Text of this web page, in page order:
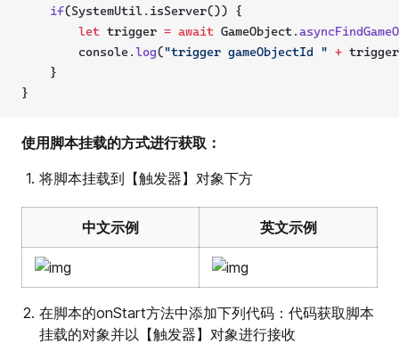
if(SystemUtil.isServer()) {
let trigger = await GameObject.
        console.
log("trigger gameObjectId " +
    }
}
使用脚本挂载的方式进行获取：
将脚本挂载到【触发器】对象下方
中文示例 英文示例
在脚本的onStart方法中添加下列代码：代码获取脚本
挂载的对象并以【触发器】对象进行接收